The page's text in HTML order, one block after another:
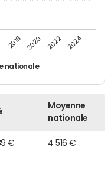
nationale
2018 2020 2022 2024
Moyenne
nationale
€ 4 516 €